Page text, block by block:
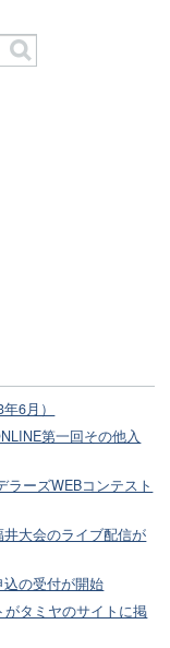
6月）
第一回その他入
ーズWEBコンテスト
大会のライブ配信が
の受付が開始
タミヤのサイトに掲